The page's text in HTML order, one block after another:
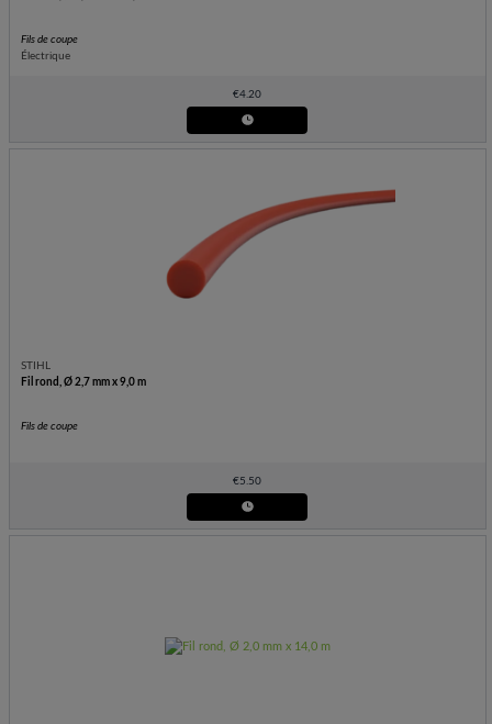
Fils de coupe
Électrique
€4.20
STIHL
Fil rond, Ø 2,7 mm x 9,0 m
Fils de coupe
€5.50